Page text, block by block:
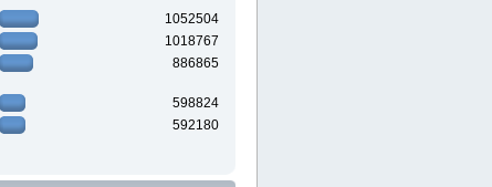
1052504
1018767
886865
598824
592180